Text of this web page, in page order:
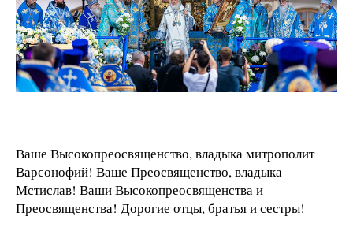
Ваше Высокопреосвященство, владыка митрополит
Варсонофий! Ваше Преосвященство, владыка
Мстислав! Ваши Высокопреосвященства и
Преосвященства! Дорогие отцы, братья и сестры!